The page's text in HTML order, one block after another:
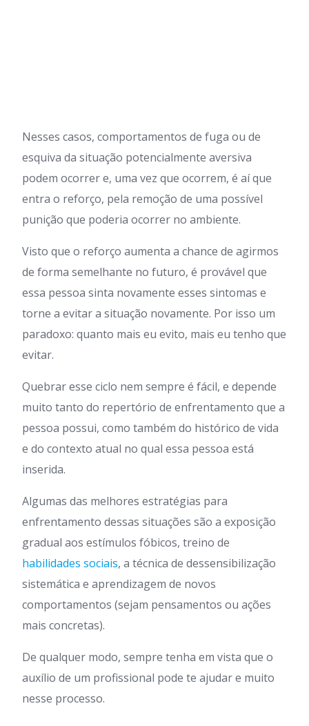
Nesses casos, comportamentos de fuga ou de
esquiva da situação potencialmente aversiva
podem ocorrer e, uma vez que ocorrem, é aí que
entra o reforço, pela remoção de uma possível
punição que poderia ocorrer no ambiente.
Visto que o reforço aumenta a chance de agirmos
de forma semelhante no futuro, é provável que
essa pessoa sinta novamente esses sintomas e
torne a evitar a situação novamente. Por isso um
paradoxo: quanto mais eu evito, mais eu tenho que
evitar.
Quebrar esse ciclo nem sempre é fácil, e depende
muito tanto do repertório de enfrentamento que a
pessoa possui, como também do histórico de vida
e do contexto atual no qual essa pessoa está
inserida.
Algumas das melhores estratégias para
enfrentamento dessas situações são a exposição
gradual aos estímulos fóbicos, treino de
habilidades sociais, a técnica de dessensibilização
sistemática e aprendizagem de novos
comportamentos (sejam pensamentos ou ações
mais concretas).
De qualquer modo, sempre tenha em vista que o
auxílio de um profissional pode te ajudar e muito
nesse processo.